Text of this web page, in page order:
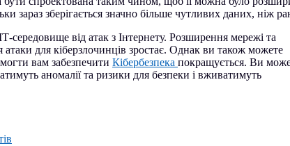
зараз зберігається значно більше чутливих даних, ніж
середовище від атак з Інтернету. Розширення мережі та
для кіберзлочинців зростає. Однак ви також можете
вам забезпечити Кібербезпека покращується. Ви
аномалії та ризики для безпеки і вживатимуть